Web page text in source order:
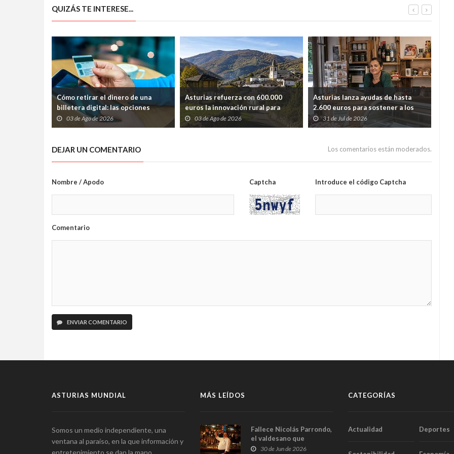
QUIZÁS TE INTERESE...
Cómo retirar el dinero de una
billetera digital: las opciones
disponibles
03 de Ago de 2026
Asturias refuerza con 600.000
euros la innovación rural para
frenar la pérdida de población
03 de Ago de 2026
Asturias lanza ayudas de hasta
2.600 euros para sostener a los
autónomos de los pueblos con
menos población
31 de Jul de 2026
DEJAR UN COMENTARIO Los comentarios están moderados.
Nombre / Apodo Captcha Introduce el código Captcha
Comentario
ENVIAR COMENTARIO
ASTURIAS MUNDIAL
Somos un medio independiente, una
ventana al paraíso, en la que información y
MÁS LEÍDOS
Fallece Nicolás Parrondo,
el valdesano que
convirtió Casa Parrondo
30 de Jun de 2026
CATEGORÍAS
Actualidad Deportes